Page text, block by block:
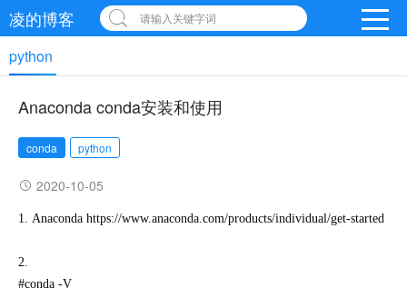
凌的博客 请输入关键字词
python
Anaconda conda安装和使用
conda python
2020-10-05
1. Anaconda https://www.anaconda.com/products/individual/get-started
2.
#conda -V